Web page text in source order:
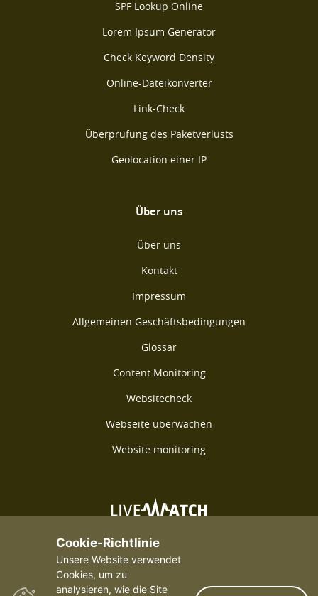
SPF Lookup Online
Lorem Ipsum Generator
Check Keyword Density
Online-Dateikonverter
Link-Check
Überprüfung des Paketverlusts
Geolocation einer IP
Über uns
Über uns
Kontakt
Impressum
Allgemeinen Geschäftsbedingungen
Glossar
Content Monitoring
Websitecheck
Webseite überwachen
Website monitoring
©2026 Livewatch - Alle Rechte vorbehalten
Cookie-Richtlinie
Unsere Website verwendet
Cookies, um zu
analysieren, wie die Site